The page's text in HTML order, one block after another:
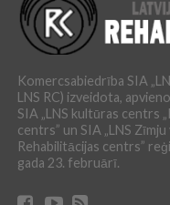
Komercsabiedrība SIA
LNS RC) izveidota,
SIA „LNS kultūras centrs
centrs” un SIA „LNS
Rehabilitācijas centrs”
gada 23. februārī.